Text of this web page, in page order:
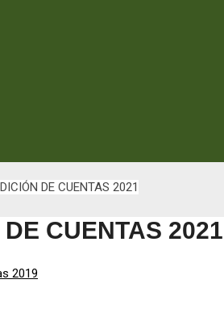
DE CUENTAS 2021
CUENTAS 2021
2019